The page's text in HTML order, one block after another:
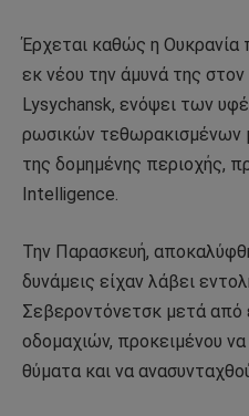
Έρχεται καθώς η Ουκρανία
εκ νέου την άμυνά της
Lysychansk, ενόψει των
ρωσικών τεθωρακισμένων
της δομημένης περιοχής,
Intelligence.
Την Παρασκευή,
δυνάμεις είχαν λάβει
Σεβεροντόνετσκ μετά
οδομαχιών, προκειμένου
θύματα και να